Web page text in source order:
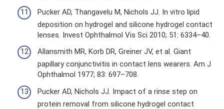
Pucker AD, Thangavelu M, Nichols JJ. In vitro lipid
deposition on hydrogel and silicone hydrogel contact
lenses. Invest Ophthalmol Vis Sci 2010; 51: 6334–40.
Allansmith MR, Korb DR, Greiner JV, et al. Giant
papillary conjunctivitis in contact lens wearers. Am J
Ophthalmol 1977; 83: 697–708.
Pucker AD, Nichols JJ. Impact of a rinse step on
protein removal from silicone hydrogel contact